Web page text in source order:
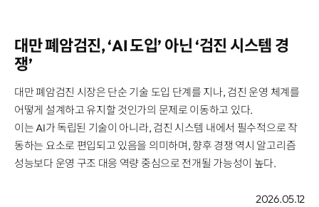
대만 폐암검진, ‘AI 도입’ 아닌 ‘검진 시스템 경
쟁’
대만 폐암검진 시장은 단순 기술 도입 단계를 지나, 검진 운영 체계를
어떻게 설계하고 유지할 것인가의 문제로 이동하고 있다.
이는 AI가 독립된 기술이 아니라, 검진 시스템 내에서 필수적으로 작
동하는 요소로 편입되고 있음을 의미하며, 향후 경쟁 역시 알고리즘
성능보다 운영 구조 대응 역량 중심으로 전개될 가능성이 높다.
2026.05.12